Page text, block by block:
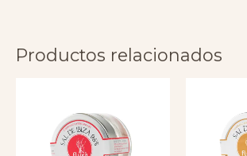
Productos relacionados